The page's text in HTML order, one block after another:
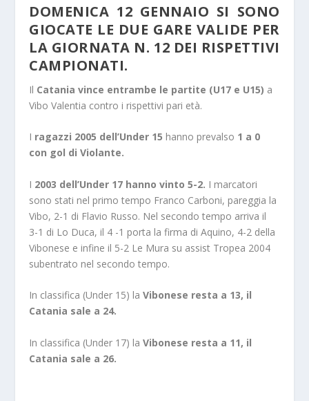
DOMENICA 12 GENNAIO SI SONO
GIOCATE LE DUE GARE VALIDE PER
LA GIORNATA N. 12 DEI RISPETTIVI
CAMPIONATI.
Il Catania vince entrambe le partite (U17 e U15) a
Vibo Valentia contro i rispettivi pari età.
I ragazzi 2005 dell’Under 15 hanno prevalso 1 a 0
con gol di Violante.
I 2003 dell’Under 17 hanno vinto 5-2. I marcatori
sono stati nel primo tempo Franco Carboni, pareggia la
Vibo, 2-1 di Flavio Russo. Nel secondo tempo arriva il
3-1 di Lo Duca, il 4 -1 porta la firma di Aquino, 4-2 della
Vibonese e infine il 5-2 Le Mura su assist Tropea 2004
subentrato nel secondo tempo.
In classifica (Under 15) laVibonese resta a 13, il
Catania sale a 24.
In classifica (Under 17) laVibonese resta a 11, il
Catania sale a 26.